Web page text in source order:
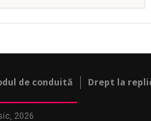
de conduită Drept la
2026